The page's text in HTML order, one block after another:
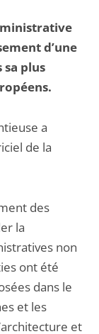
d’une
plus
a
de la
des
la
non
ont été
dans le
et les
et